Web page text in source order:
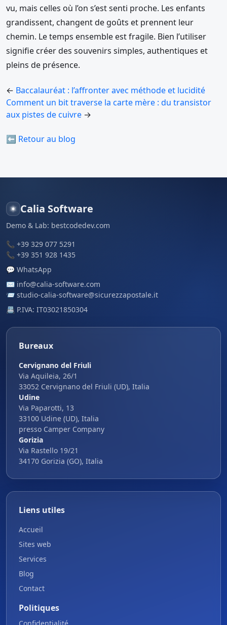
vu, mais celles où l’on s’est senti proche. Les enfants
grandissent, changent de goûts et prennent leur
chemin. Le temps ensemble est fragile. Bien l’utiliser
signifie créer des souvenirs simples, authentiques et
pleins de présence.
← Baccalauréat : l’affronter avec méthode et lucidité
Comment un bit traverse la carte mère : du transistor
aux pistes de cuivre →
⬅ Retour au blog
Calia Software
Demo & Lab: bestcodedev.com
📞 +39 329 077 5291
📞 +39 351 928 1435
💬 WhatsApp
✉️ info@calia-software.com
📨 studio-calia-software@sicurezzapostale.it
📇 P.IVA: IT03021850304
Bureaux
Cervignano del Friuli
Via Aquileia, 26/1
33052 Cervignano del Friuli (UD), Italia
Udine
Via Paparotti, 13
33100 Udine (UD), Italia
presso Camper Company
Gorizia
Via Rastello 19/21
34170 Gorizia (GO), Italia
Liens utiles
Accueil
Sites web
Services
Blog
Contact
Politiques